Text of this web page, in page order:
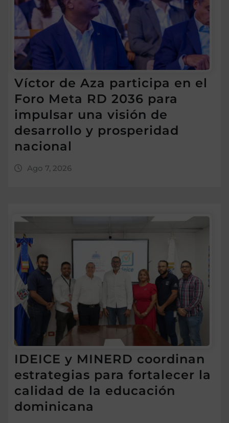
Víctor de Aza participa en el
Foro Meta RD 2036 para
impulsar una visión de
desarrollo y prosperidad
nacional
Ago 7, 2026
IDEICE y MINERD coordinan
estrategias para fortalecer la
calidad de la educación
dominicana